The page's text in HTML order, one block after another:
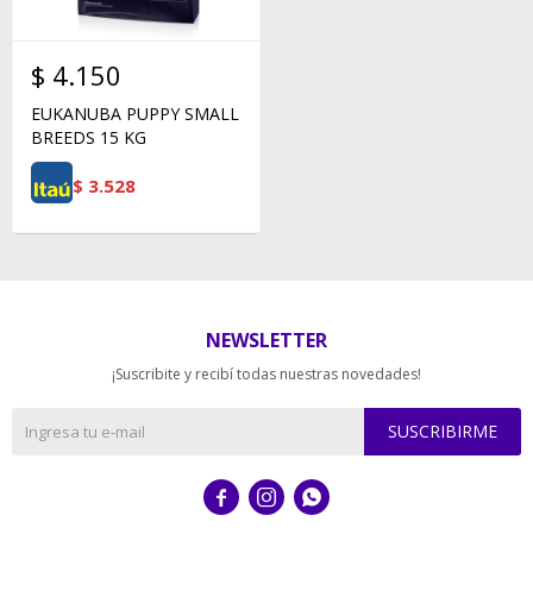
$ 4.150
EUKANUBA PUPPY SMALL
BREEDS 15 KG
$ 3.528
NEWSLETTER
¡Suscribite y recibí todas nuestras novedades!
SUSCRIBIRME
  